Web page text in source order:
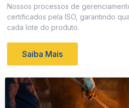
Nossos processos de
certificados pela ISO, garantindo
cada lote do produto.
Saiba Mais